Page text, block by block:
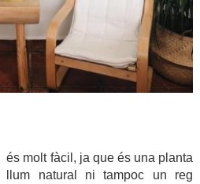
molt fàcil, ja que és una planta
llum natural ni tampoc un reg